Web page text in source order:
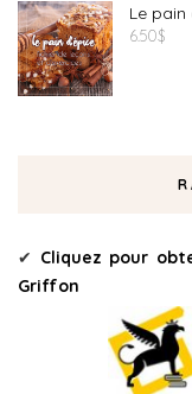
Le
6.50$
✔ Cliquez pour
Griffon